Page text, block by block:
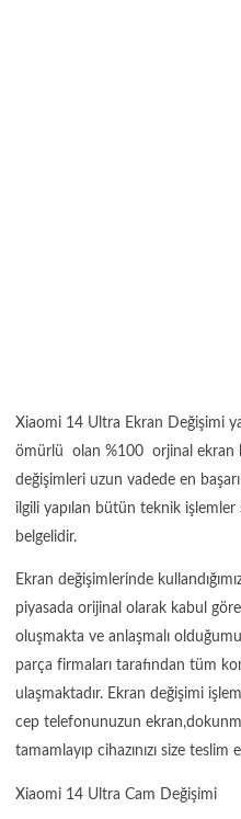
Xiaomi 14 Ultra Ekran Değişimi
ömürlü olan %100 orjinal ekran
değişimleri uzun vadede en
ilgili yapılan bütün teknik
belgelidir.
Ekran değişimlerinde
piyasada orijinal olarak kabul
oluşmakta ve anlaşmalı
parça firmaları tarafından tüm
ulaşmaktadır. Ekran değişimi
cep telefonunuzun
tamamlayıp cihazınızı size teslim
Xiaomi 14 Ultra Cam Değişimi